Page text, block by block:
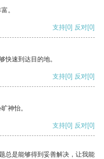
。
支持[0] 反对[0]
快速到达目的地。
支持[0] 反对[0]
神怡。
支持[0] 反对[0]
总是能够得到妥善解决，让我能